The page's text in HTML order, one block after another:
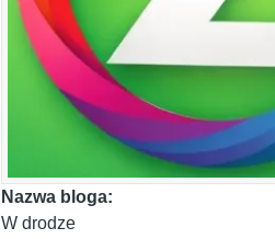
Nazwa bloga:
W drodze